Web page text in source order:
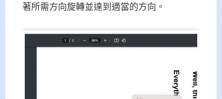
著所需方向旋轉並達到適當的方向。